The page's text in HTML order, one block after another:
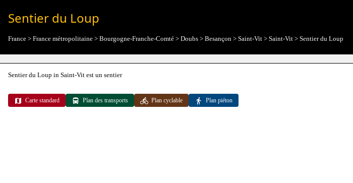
Sentier du Loup
France > France métropolitaine > Bourgogne-Franche-Comté > Doubs > Besançon > Saint-Vit > Saint-Vit > Sentier du Loup
Sentier du Loup in Saint-Vit est un sentier
Carte standard Plan des transports Plan cyclable Plan piéton